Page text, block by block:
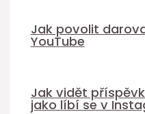
Jak povolit
YouTube
Jak vidět
jako líbí se v